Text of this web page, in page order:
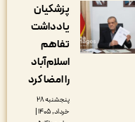
پزشکیان
یادداشت
تفاهم
اسلام‌آباد
را امضا کرد
پنجشنبه ۲۸
خرداد, ۱۴۰۵ |